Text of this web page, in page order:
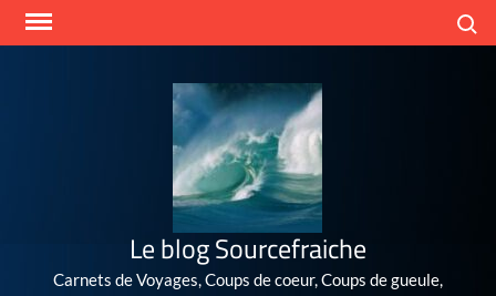
Skip
Le blog Sourcefraiche
Carnets de Voyages, Coups de coeur, Coups de gueule,